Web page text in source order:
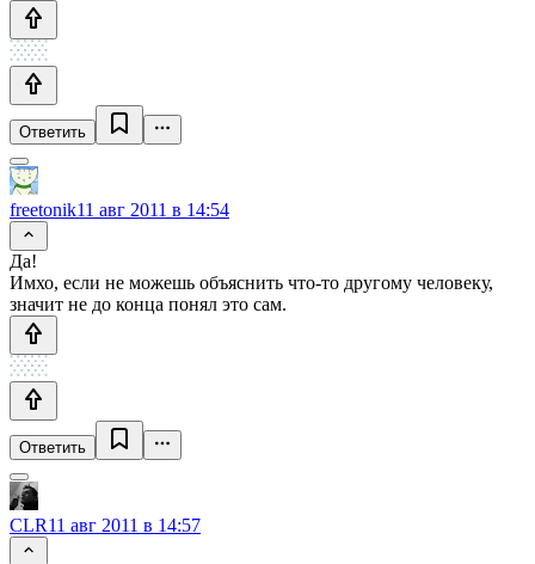
Ответить
freetonik11 авг 2011 в 14:54
Да!
Имхо, если не можешь объяснить что-то другому человеку,
значит не до конца понял это сам.
Ответить
CLR11 авг 2011 в 14:57